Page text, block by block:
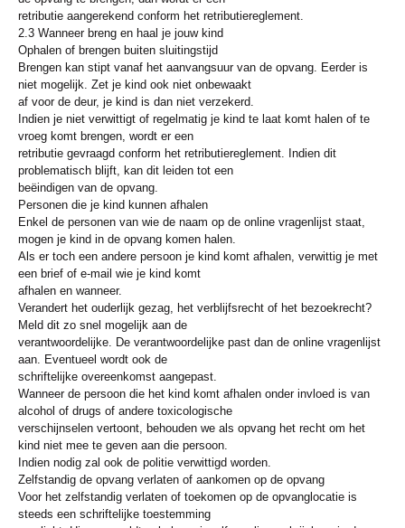
retributie aangerekend conform het retributiereglement.
2.3 Wanneer breng en haal je jouw kind
Ophalen of brengen buiten sluitingstijd
Brengen kan stipt vanaf het aanvangsuur van de opvang. Eerder is
niet mogelijk. Zet je kind ook niet onbewaakt
af voor de deur, je kind is dan niet verzekerd.
Indien je niet verwittigt of regelmatig je kind te laat komt halen of te
vroeg komt brengen, wordt er een
retributie gevraagd conform het retributiereglement. Indien dit
problematisch blijft, kan dit leiden tot een
beëindigen van de opvang.
Personen die je kind kunnen afhalen
Enkel de personen van wie de naam op de online vragenlijst staat,
mogen je kind in de opvang komen halen.
Als er toch een andere persoon je kind komt afhalen, verwittig je met
een brief of e-mail wie je kind komt
afhalen en wanneer.
Verandert het ouderlijk gezag, het verblijfsrecht of het bezoekrecht?
Meld dit zo snel mogelijk aan de
verantwoordelijke. De verantwoordelijke past dan de online vragenlijst
aan. Eventueel wordt ook de
schriftelijke overeenkomst aangepast.
Wanneer de persoon die het kind komt afhalen onder invloed is van
alcohol of drugs of andere toxicologische
verschijnselen vertoont, behouden we als opvang het recht om het
kind niet mee te geven aan die persoon.
Indien nodig zal ook de politie verwittigd worden.
Zelfstandig de opvang verlaten of aankomen op de opvang
Voor het zelfstandig verlaten of toekomen op de opvanglocatie is
steeds een schriftelijke toestemming